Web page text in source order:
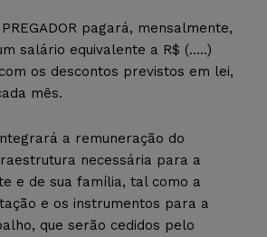
pagará, mensalmente,
salário equivalente a R$ (…..)
os descontos previstos em lei,
mês.
a remuneração do
necessária para a
e de sua família, tal como a
e os instrumentos para a
que serão cedidos pelo